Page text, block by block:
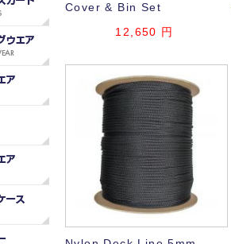
Cover & Bin Set
12,650 円